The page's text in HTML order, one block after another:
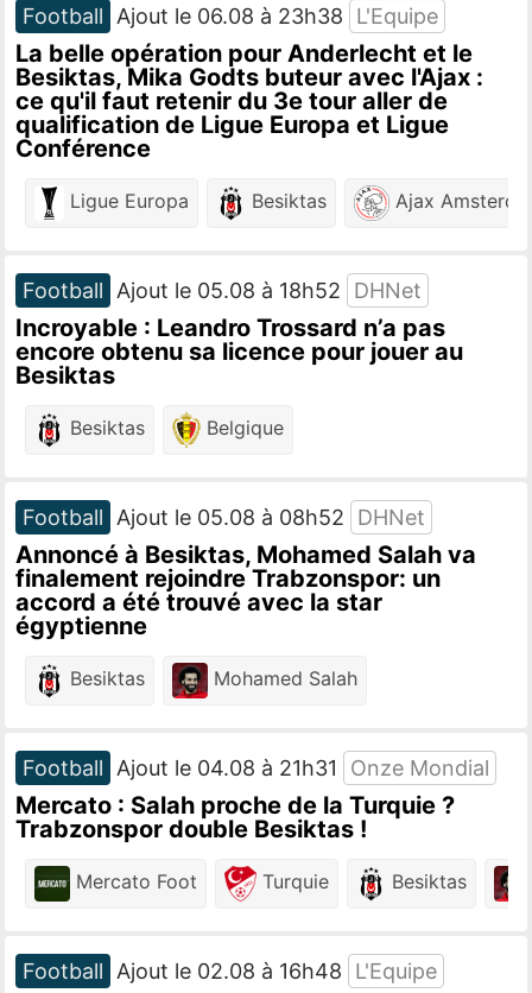
Football Ajout le 06.08 à 23h38 L'Equipe
La belle opération pour Anderlecht et le
Besiktas, Mika Godts buteur avec l'Ajax :
ce qu'il faut retenir du 3e tour aller de
qualification de Ligue Europa et Ligue
Conférence
Ligue Europa Besiktas Ajax
Football Ajout le 05.08 à 18h52 DHNet
Incroyable : Leandro Trossard n’a pas
encore obtenu sa licence pour jouer au
Besiktas
Besiktas Belgique
Football Ajout le 05.08 à 08h52 DHNet
Annoncé à Besiktas, Mohamed Salah va
finalement rejoindre Trabzonspor: un
accord a été trouvé avec la star
égyptienne
Besiktas Mohamed Salah
Football Ajout le 04.08 à 21h31 Onze Mondial
Mercato : Salah proche de la Turquie ?
Trabzonspor double Besiktas !
Mercato Foot Turquie Besiktas
Football Ajout le 02.08 à 16h48 L'Equipe